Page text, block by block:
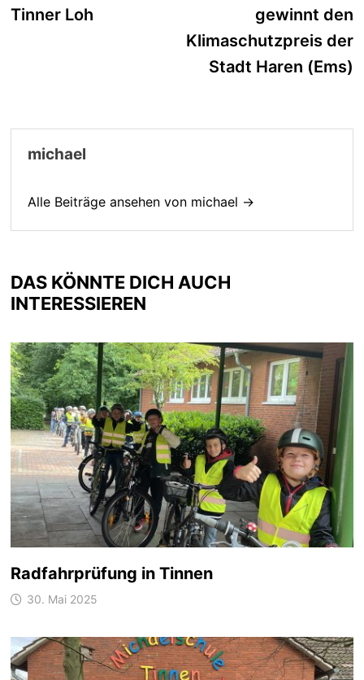
Tinner Loh
gewinnt den
Klimaschutzpreis der
Stadt Haren (Ems)
michael
Alle Beiträge ansehen von michael →
DAS KÖNNTE DICH AUCH
INTERESSIEREN
Radfahrprüfung in Tinnen
30. Mai 2025